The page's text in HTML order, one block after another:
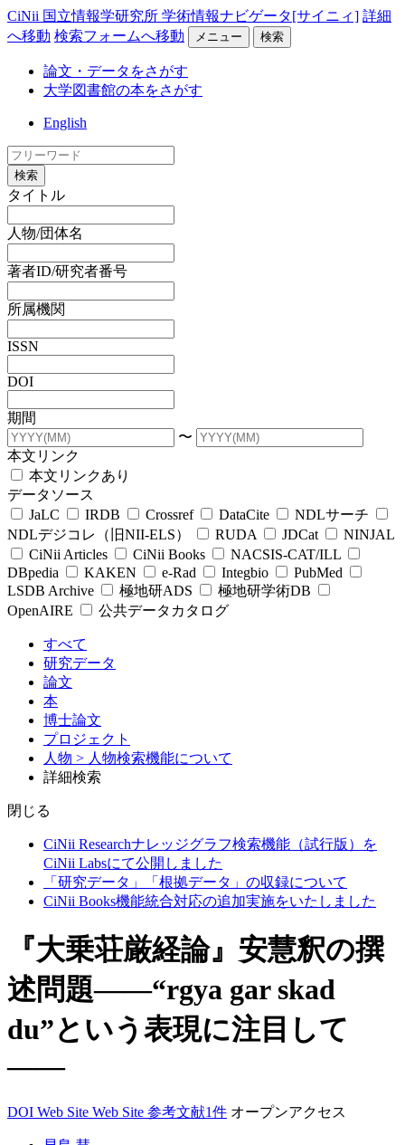
CiNii 国立情報学研究所 学術情報ナビゲータ[サイニィ] 詳細
へ移動 検索フォームへ移動 メニュー 検索
論文・データをさがす
大学図書館の本をさがす
English
検索
タイトル
人物/団体名
著者ID/研究者番号
所属機関
ISSN
DOI
期間
〜
本文リンク
本文リンクあり
データソース
JaLC
IRDB Crossref DataCite
NDLサーチ
NDLデジコレ（旧NII-ELS）
RUDA JDCat
NINJAL
CiNii Articles
CiNii Books
NACSIS-CAT/ILL
DBpedia
KAKEN e-Rad Integbio
PubMed
LSDB Archive
極地研ADS
極地研学術DB
OpenAIRE
公共データカタログ
すべて
研究データ
論文
本
博士論文
プロジェクト
人物 > 人物検索機能について
詳細検索
閉じる
CiNii Researchナレッジグラフ検索機能（試行版）を
CiNii Labsにて公開しました
「研究データ」「根拠データ」の収録について
CiNii Books機能統合対応の追加実施をいたしました
『大乗荘厳経論』安慧釈の撰
述問題――“rgya gar skad
du”という表現に注目して
――
DOI Web Site Web Site 参考文献1件 オープンアクセス